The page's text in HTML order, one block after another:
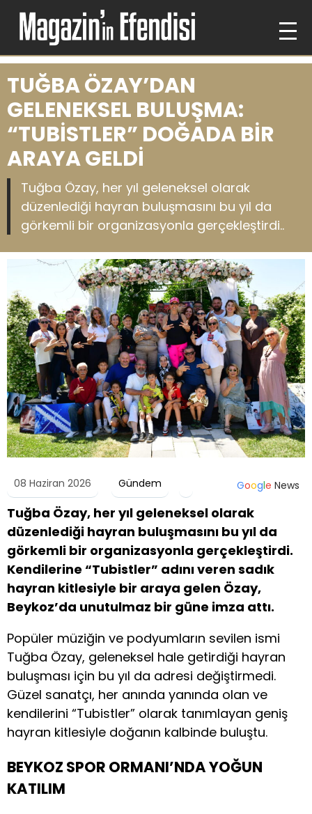
TUĞBA ÖZAY’DAN
GELENEKSEL BULUŞMA:
“TUBİSTLER” DOĞADA BİR
ARAYA GELDİ
Tuğba Özay, her yıl geleneksel olarak
düzenlediği hayran buluşmasını bu yıl da
görkemli bir organizasyonla gerçekleştirdi..
08 Haziran 2026 Gündem Google News
Tuğba Özay, her yıl geleneksel olarak
düzenlediği hayran buluşmasını bu yıl da
görkemli bir organizasyonla gerçekleştirdi.
Kendilerine “Tubistler” adını veren sadık
hayran kitlesiyle bir araya gelen Özay,
Beykoz’da unutulmaz bir güne imza attı.
Popüler müziğin ve podyumların sevilen ismi
Tuğba Özay, geleneksel hale getirdiği hayran
buluşması için bu yıl da adresi değiştirmedi.
Güzel sanatçı, her anında yanında olan ve
kendilerini “Tubistler” olarak tanımlayan geniş
hayran kitlesiyle doğanın kalbinde buluştu.
BEYKOZ SPOR ORMANI’NDA YOĞUN
KATILIM